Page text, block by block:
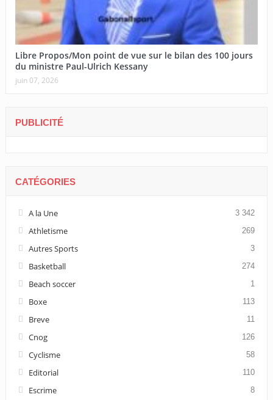
Libre Propos/Mon point de vue sur le bilan des 100 jours
du ministre Paul-Ulrich Kessany
juin 07, 2026
PUBLICITÉ
CATÉGORIES
A la Une 3 342
Athletisme 269
Autres Sports 3
Basketball 274
Beach soccer 1
Boxe 113
Breve 11
Cnog 126
Cyclisme 58
Editorial 110
Escrime 8